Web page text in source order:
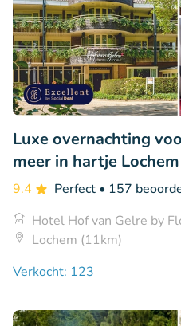
Luxe overnachting
meer in hartje Lochem
9.4 Perfect • 157
Hotel Hof van Gelre by
Lochem (11km)
Verkocht: 123